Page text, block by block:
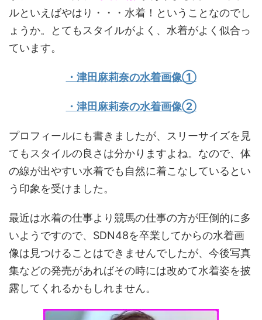
ルといえばやはり・・・水着！ということなのでし
ょうか。とてもスタイルがよく、水着がよく似合っ
ています。
・津田麻莉奈の水着画像①
・津田麻莉奈の水着画像②
プロフィールにも書きましたが、スリーサイズを見
てもスタイルの良さは分かりますよね。なので、体
の線が出やすい水着でも自然に着こなしているとい
う印象を受けました。
最近は水着の仕事より競馬の仕事の方が圧倒的に多
いようですので、SDN48を卒業してからの水着画
像は見つけることはできませんでしたが、今後写真
集などの発売があればその時には改めて水着姿を披
露してくれるかもしれません。